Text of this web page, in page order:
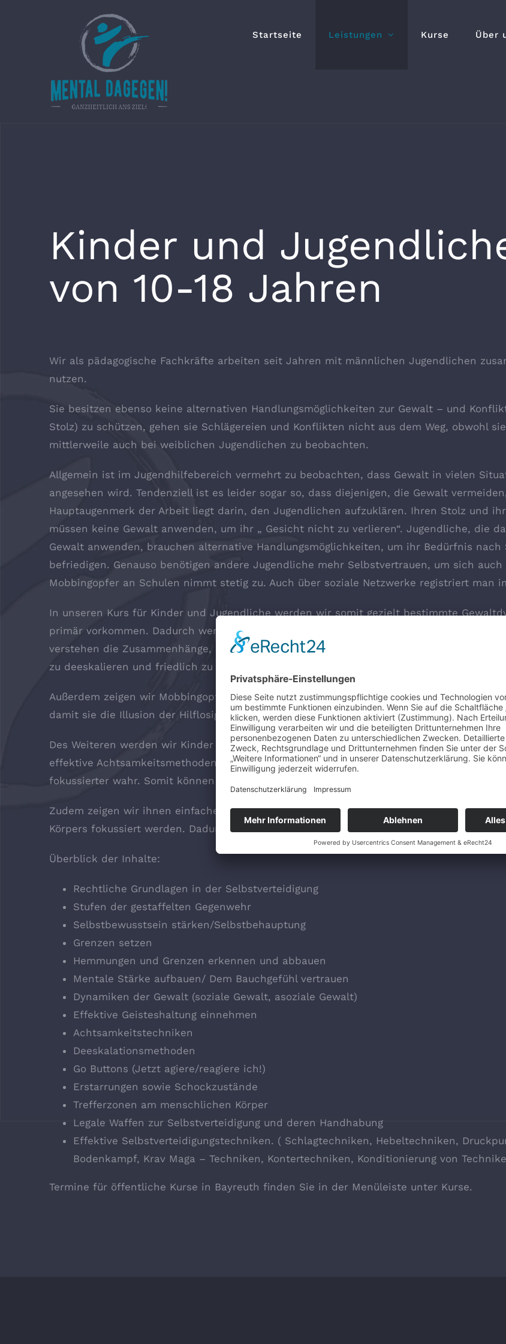
Startseite Leistungen Kurse Über
Kinder und
von 10-18 Jahren
Wir als pädagogische Fachkräfte arbeiten seit Jahren mit männlichen Jugendlichen
nutzen.
Sie besitzen ebenso keine alternativen Handlungsmöglichkeiten zur Gewalt – und
Stolz) zu schützen, gehen sie Schlägereien und Konflikten nicht aus dem Weg, obwohl
mittlerweile auch bei weiblichen Jugendlichen zu beobachten.
Allgemein ist im Jugendhilfebereich vermehrt zu beobachten, dass Gewalt in vielen
angesehen wird. Tendenziell ist es leider sogar so, dass diejenigen, die Gewalt
Hauptaugenmerk der Arbeit liegt darin, den Jugendlichen aufzuklären. Ihren Stolz und
müssen keine Gewalt anwenden, um ihr „ Gesicht nicht zu verlieren“. Jugendliche, die
Gewalt anwenden, brauchen alternative Handlungsmöglichkeiten, um ihr Bedürfnis nach
befriedigen. Genauso benötigen andere Jugendliche mehr Selbstvertrauen, um sich
Mobbingopfer an Schulen nimmt stetig zu. Auch über soziale Netzwerke registriert man
In unseren Kurs für Kinder und Jugendliche werden wir somit gezielt bestimmte
primär vorkommen. Dadurch werden sie den Druck, der zur Gewaltausübung führt (und
verstehen die Zusammenhänge, die dazu führen, dass Gewalt ausgeübt wird.
zu deeskalieren und friedlich zu lösen.
Außerdem zeigen wir Mobbingopfer, wie sie sich effektiv wehren können! Wir wecken
damit sie die Illusion der Hilflosigkeit verlieren.
Des Weiteren werden wir Kinder und Jugendliche in Notsituationen mental und
effektive Achtsamkeitsmethoden, die sie in jeder Situation direkt anwenden können.
fokussierter wahr. Somit können Gewaltverbrechen in der Entstehung oftmals verhindert
Zudem zeigen wir ihnen einfache, effektive und schnell abrufbare Kampftechniken, die
Körpers fokussiert werden. Dadurch ist es möglich, sich aus heiklen Situationen zu
Überblick der Inhalte:
Rechtliche Grundlagen in der Selbstverteidigung
Stufen der gestaffelten Gegenwehr
Selbstbewusstsein stärken/Selbstbehauptung
Grenzen setzen
Hemmungen und Grenzen erkennen und abbauen
Mentale Stärke aufbauen/ Dem Bauchgefühl vertrauen
Dynamiken der Gewalt (soziale Gewalt, asoziale Gewalt)
Effektive Geisteshaltung einnehmen
Achtsamkeitstechniken
Deeskalationsmethoden
Go Buttons (Jetzt agiere/reagiere ich!)
Erstarrungen sowie Schockzustände
Trefferzonen am menschlichen Körper
Legale Waffen zur Selbstverteidigung und deren Handhabung
Effektive Selbstverteidigungstechniken. ( Schlagtechniken, Hebeltechniken,
Bodenkampf, Krav Maga – Techniken, Kontertechniken, Konditionierung von
Termine für öffentliche Kurse in Bayreuth finden Sie in der Menüleiste unter Kurse.